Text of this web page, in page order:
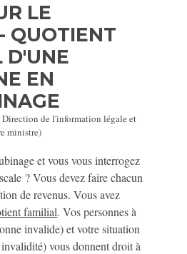
LE
QUOTIENT
D'UNE
EN
de l'information légale et
ministre)
et vous vous interrogez
? Vous devez faire chacun
de revenus. Vous avez
familial. Vos personnes à
invalide) et votre situation
vous donnent droit à